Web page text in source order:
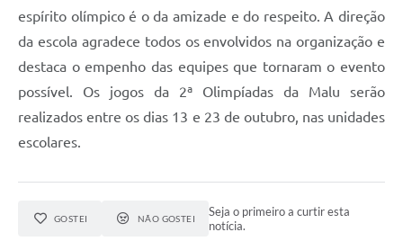
espírito olímpico é o da amizade e do respeito. A direção
da escola agradece todos os envolvidos na organização e
destaca o empenho das equipes que tornaram o evento
possível. Os jogos da 2ª Olimpíadas da Malu serão
realizados entre os dias 13 e 23 de outubro, nas unidades
escolares.
GOSTEI NÃO GOSTEI
Seja o primeiro a curtir esta
notícia.